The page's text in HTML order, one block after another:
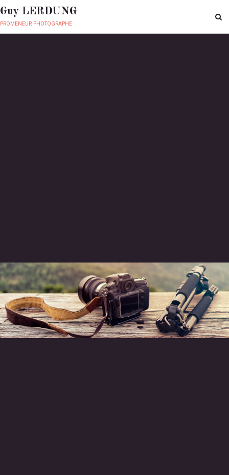
Guy LERDUNG
promeneur photographe